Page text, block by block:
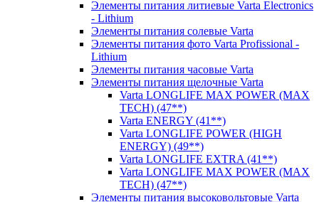
Элементы питания литиевые Varta Electronics
- Lithium
Элементы питания солевые Varta
Элементы питания фото Varta Profissional -
Lithium
Элементы питания часовые Varta
Элементы питания щелочные Varta
Varta LONGLIFE MAX POWER (MAX
TECH) (47**)
Varta ENERGY (41**)
Varta LONGLIFE POWER (HIGH
ENERGY) (49**)
Varta LONGLIFE EXTRA (41**)
Varta LONGLIFE MAX POWER (MAX
TECH) (47**)
Элементы питания высоковольтовые Varta